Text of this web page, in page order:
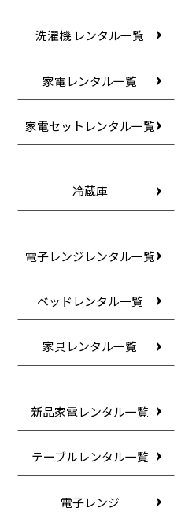
洗濯機 レンタル一覧
家電レンタル一覧
家電セットレンタル一覧
冷蔵庫
電子レンジレンタル一覧
ベッドレンタル一覧
家具レンタル一覧
新品家電レンタル一覧
テーブルレンタル一覧
電子レンジ